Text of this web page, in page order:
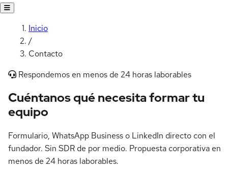
Inicio
/
Contacto
Respondemos en menos de 24 horas laborables
Cuéntanos qué necesitaformar tu
equipo
Formulario, WhatsApp Business o LinkedIn directo con el
fundador. Sin SDR de por medio. Propuesta corporativa en
menos de 24 horas laborables.